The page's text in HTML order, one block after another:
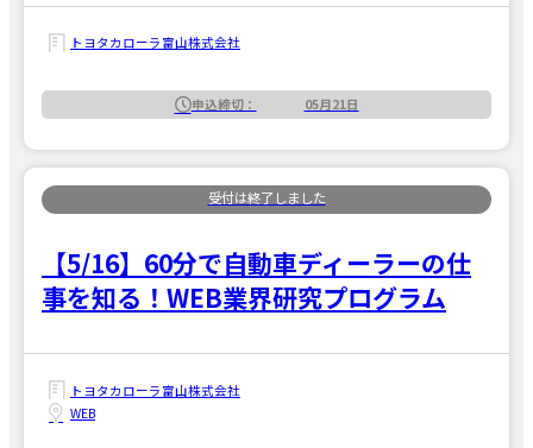
トヨタカローラ富山株式会社
申込締切： 05月21日
【5/16】60分で自動車ディーラーの仕
事を知る！WEB業界研究プログラム
トヨタカローラ富山株式会社
WEB